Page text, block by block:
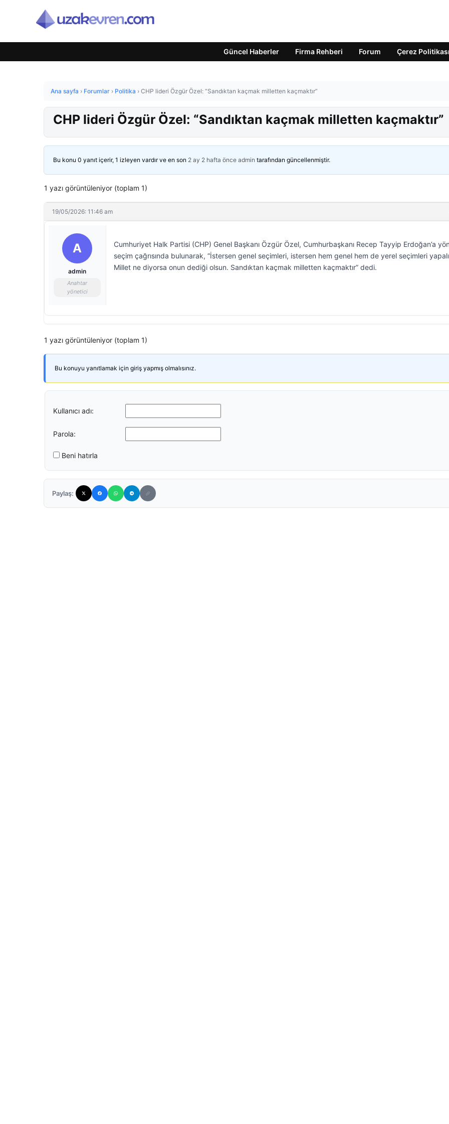
Güncel Haberler Firma Rehberi Forum Çerez Politikası
Ana sayfa › Forumlar › Politika › CHP lideri Özgür Özel: “Sandıktan kaçmak milletten kaçmaktır”
CHP lideri Özgür Özel: “Sandıktan kaçmak milletten kaçmaktır”
Bu konu 0 yanıt içerir, 1 izleyen vardır ve en son 2 ay 2 hafta önce admin tarafından güncellenmiştir.
1 yazı görüntüleniyor (toplam 1)
19/05/2026: 11:46 am
A
admin
Anahtar
yönetici
Cumhuriyet Halk Partisi (CHP) Genel Başkanı Özgür Özel, Cumhurbaşkanı Recep Tayyip Erdoğan’a
seçim çağrısında bulunarak, “İstersen genel seçimleri, istersen hem genel hem de yerel seçimleri
Millet ne diyorsa onun dediği olsun. Sandıktan kaçmak milletten kaçmaktır” dedi.
1 yazı görüntüleniyor (toplam 1)
Bu konuyu yanıtlamak için giriş yapmış olmalısınız.
Kullanıcı adı:
Parola:
Beni hatırla
Paylaş: